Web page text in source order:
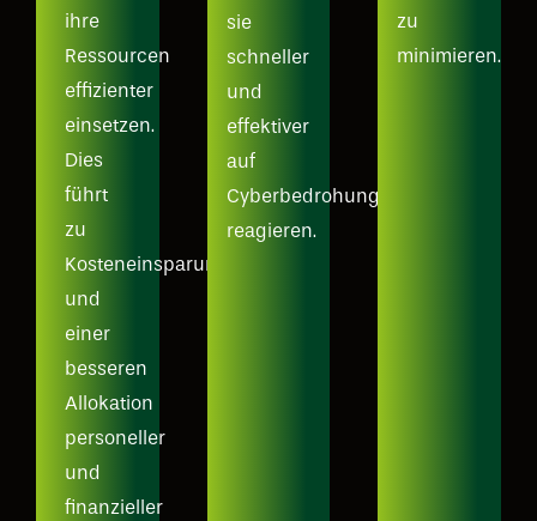
ihre
Ressourcen
effizienter
einsetzen.
Dies
führt
zu
Kosteneinsparungen
und
einer
besseren
Allokation
personeller
und
finanzieller
sie
schneller
und
effektiver
auf
Cyberbedrohungen
reagieren.
zu
minimieren.